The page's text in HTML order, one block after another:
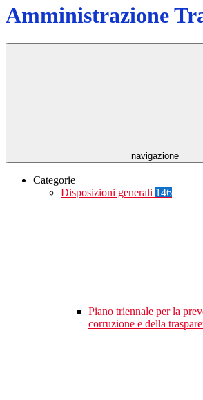
Amministrazione
navigazione
Categorie
Disposizioni generali 146
Piano triennale per la
corruzione e della